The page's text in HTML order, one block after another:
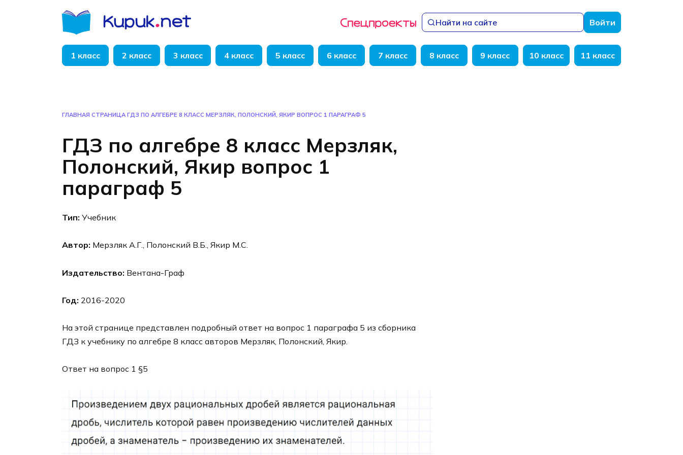
Найти на сайте Войти
1 класс 2 класс 3 класс 4 класс 5 класс 6 класс 7 класс 8 класс 9 класс 10 класс 11 класс
ГЛАВНАЯ СТРАНИЦА ГДЗ ПО АЛГЕБРЕ 8 КЛАСС МЕРЗЛЯК, ПОЛОНСКИЙ, ЯКИР ВОПРОС 1 ПАРАГРАФ 5
ГДЗ по алгебре 8 класс Мерзляк,
Полонский, Якир вопрос 1
параграф 5
Тип: Учебник
Автор: Мерзляк А.Г., Полонский В.Б., Якир М.С.
Издательство: Вентана-Граф
Год: 2016-2020
На этой странице представлен подробный ответ на вопрос 1 параграфа 5 из сборника
ГДЗ к учебнику по алгебре 8 класс авторов Мерзляк, Полонский, Якир.
Ответ на вопрос 1 §5